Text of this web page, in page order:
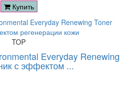
Купить
TOP
Everyday Renewing
с эффектом ...